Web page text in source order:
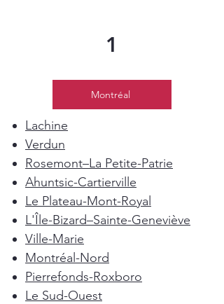
1
Montréal
Lachine
Verdun
Rosemont–La Petite-Patrie
Ahuntsic-Cartierville
Le Plateau-Mont-Royal
L'Île-Bizard–Sainte-Geneviève
Ville-Marie
Montréal-Nord
Pierrefonds-Roxboro
Le Sud-Ouest